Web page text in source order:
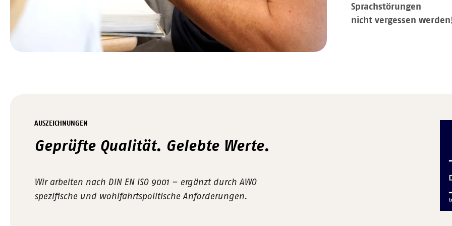
Sprachstörungen
nicht vergessen
AUSZEICHNUNGEN
Geprüfte Qualität. Gelebte Werte.
Wir arbeiten nach DIN EN ISO 9001 – ergänzt durch AWO
spezifische und wohlfahrtspolitische Anforderungen.